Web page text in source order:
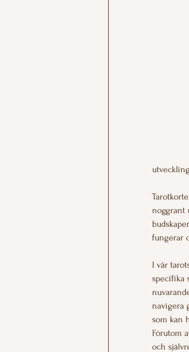
noggrant
fungerar
I vår
specifika
navigera
som kan
Förutom
och